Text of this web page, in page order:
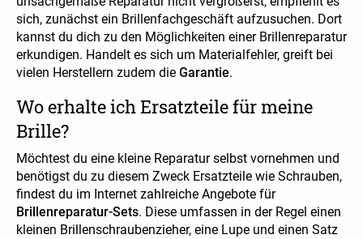
sich, zunächst ein Brillenfachgeschäft aufzusuchen. Dort
kannst du dich zu den Möglichkeiten einer Brillenreparatur
erkundigen. Handelt es sich um Materialfehler, greift bei
vielen Herstellern zudem die Garantie.
Wo erhalte ich Ersatzteile für meine
Brille?
Möchtest du eine kleine Reparatur selbst vornehmen und
benötigst du zu diesem Zweck Ersatzteile wie Schrauben,
findest du im Internet zahlreiche Angebote für
Brillenreparatur-Sets. Diese umfassen in der Regel einen
kleinen Brillenschraubenzieher, eine Lupe und einen Satz